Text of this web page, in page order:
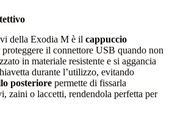
della Exodia M è il cappuccio
proteggere il connettore USB quando non
in materiale resistente e si aggancia
durante l’utilizzo, evitando
posteriore permette di fissarla
zaini o laccetti, rendendola perfetta per